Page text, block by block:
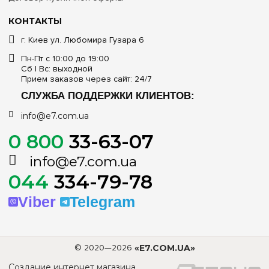
(встраиваемый в подготовленную нишу)
Материал и цвет корпуса
белый
Варианты дизайнерского исполнения дверцы
На выбор: Белая (глухая пластиковая) / Дымчатая
(полупрозрачная тонированная)
Опции комплектации шинами заземления/ноля
В комплекте (блоки PE+N на суппорте)
IP40 (надежный базовый интерьерный класс изоляции)
КОНТАКТЫ
г. Киев ул. Любомира Гузара 6
Пн-Пт с 10:00 до 19:00
Сб | Вс: выходной
Прием заказов через сайт: 24/7
СЛУЖБА ПОДДЕРЖКИ КЛИЕНТОВ:
33-63-07
info@e7.com.ua
Контакты
Доставка и оплата
Гарантия
Сотрудничество
Договор публичной оферты